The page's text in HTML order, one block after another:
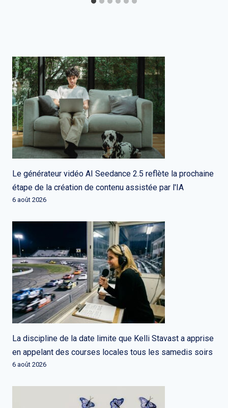
Le générateur vidéo AI Seedance 2.5 reflète la prochaine
étape de la création de contenu assistée par l'IA
6 août 2026
La discipline de la date limite que Kelli Stavast a apprise
en appelant des courses locales tous les samedis soirs
6 août 2026